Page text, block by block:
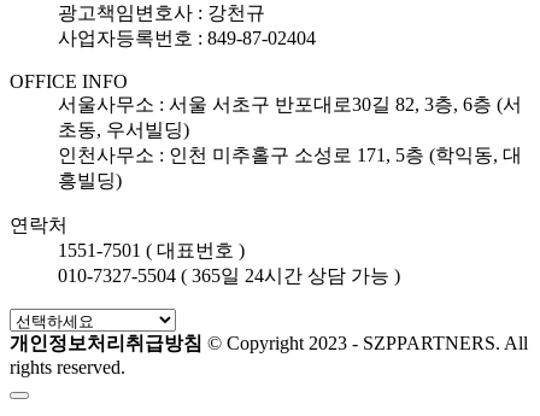
광고책임변호사 : 강천규
사업자등록번호 : 849-87-02404
OFFICE INFO
서울사무소 : 서울 서초구 반포대로30길 82, 3층, 6층 (서
초동, 우서빌딩)
인천사무소 : 인천 미추홀구 소성로 171, 5층 (학익동, 대
흥빌딩)
연락처
1551-7501 ( 대표번호 )
010-7327-5504 ( 365일 24시간 상담 가능 )
개인정보처리취급방침 © Copyright 2023 - SZPPARTNERS. All
rights reserved.